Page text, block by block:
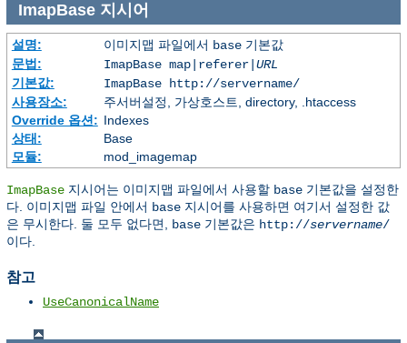
ImapBase지시어
설명: 이미지맵 파일에서 base기본값
문법:
ImapBase map|referer| URL
기본값:
ImapBase http://servername/
사용장소:
주서버설정, 가상호스트, directory, .htaccess
Override 옵션: Indexes
상태:
Base
모듈:
mod_imagemap
ImapBase 지시어는 이미지맵 파일에서 사용할 base 기본값을 설정한
다. 이미지맵 파일 안에서 base 지시어를 사용하면 여기서 설정한 값
은 무시한다. 둘 모두 없다면,
base 기본값은 http://servername/
이다.
참고
UseCanonicalName